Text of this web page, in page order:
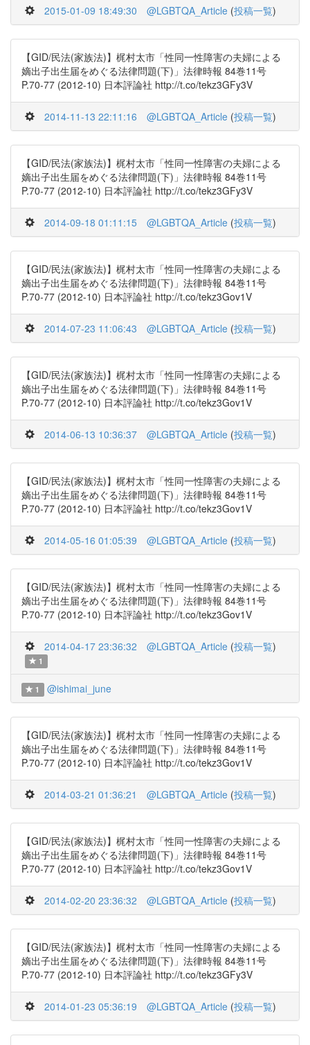
2015-01-09 18:49:30 @LGBTQA_Article (投稿一覧)
【GID/民法(家族法)】梶村太市「性同一性障害の夫婦による
嫡出子出生届をめぐる法律問題(下)」法律時報 84巻11号
P.70-77 (2012-10) 日本評論社 http://t.co/tekz3GFy3V
2014-11-13 22:11:16 @LGBTQA_Article (投稿一覧)
【GID/民法(家族法)】梶村太市「性同一性障害の夫婦による
嫡出子出生届をめぐる法律問題(下)」法律時報 84巻11号
P.70-77 (2012-10) 日本評論社 http://t.co/tekz3GFy3V
2014-09-18 01:11:15 @LGBTQA_Article (投稿一覧)
【GID/民法(家族法)】梶村太市「性同一性障害の夫婦による
嫡出子出生届をめぐる法律問題(下)」法律時報 84巻11号
P.70-77 (2012-10) 日本評論社 http://t.co/tekz3Gov1V
2014-07-23 11:06:43 @LGBTQA_Article (投稿一覧)
【GID/民法(家族法)】梶村太市「性同一性障害の夫婦による
嫡出子出生届をめぐる法律問題(下)」法律時報 84巻11号
P.70-77 (2012-10) 日本評論社 http://t.co/tekz3Gov1V
2014-06-13 10:36:37 @LGBTQA_Article (投稿一覧)
【GID/民法(家族法)】梶村太市「性同一性障害の夫婦による
嫡出子出生届をめぐる法律問題(下)」法律時報 84巻11号
P.70-77 (2012-10) 日本評論社 http://t.co/tekz3Gov1V
2014-05-16 01:05:39 @LGBTQA_Article (投稿一覧)
【GID/民法(家族法)】梶村太市「性同一性障害の夫婦による
嫡出子出生届をめぐる法律問題(下)」法律時報 84巻11号
P.70-77 (2012-10) 日本評論社 http://t.co/tekz3Gov1V
2014-04-17 23:36:32 @LGBTQA_Article (投稿一覧)
1
1 @ishimai_june
【GID/民法(家族法)】梶村太市「性同一性障害の夫婦による
嫡出子出生届をめぐる法律問題(下)」法律時報 84巻11号
P.70-77 (2012-10) 日本評論社 http://t.co/tekz3Gov1V
2014-03-21 01:36:21 @LGBTQA_Article (投稿一覧)
【GID/民法(家族法)】梶村太市「性同一性障害の夫婦による
嫡出子出生届をめぐる法律問題(下)」法律時報 84巻11号
P.70-77 (2012-10) 日本評論社 http://t.co/tekz3Gov1V
2014-02-20 23:36:32 @LGBTQA_Article (投稿一覧)
【GID/民法(家族法)】梶村太市「性同一性障害の夫婦による
嫡出子出生届をめぐる法律問題(下)」法律時報 84巻11号
P.70-77 (2012-10) 日本評論社 http://t.co/tekz3GFy3V
2014-01-23 05:36:19 @LGBTQA_Article (投稿一覧)